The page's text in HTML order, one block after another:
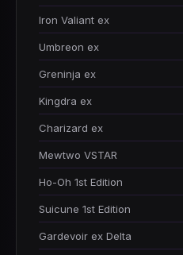
Iron Valiant ex
Umbreon ex
Greninja ex
Kingdra ex
Charizard ex
Mewtwo VSTAR
Ho-Oh 1st Edition
Suicune 1st Edition
Gardevoir ex Delta